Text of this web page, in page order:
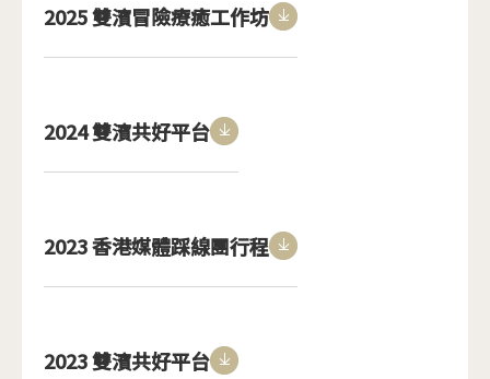
2025 雙濱冒險療癒工作坊
2024 雙濱共好平台
2023 香港媒體踩線團行程
2023 雙濱共好平台